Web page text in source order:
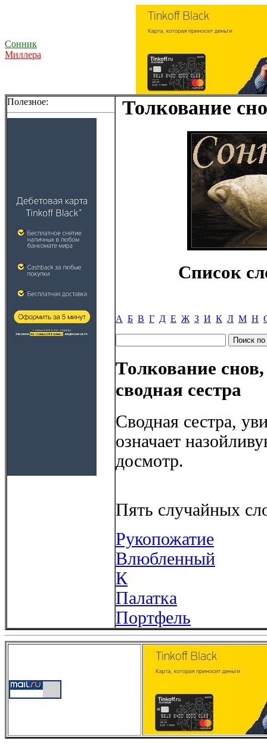
Сонник
Миллера
Полезное: Толкование
Список
А Б В Г Д Е Ж З И К Л М Н
Толкование
сводная сестра
Сводная сестра,
означает
досмотр.
Пять случайных
Рукопожатие
Влюбленный
К
Палатка
Портфель